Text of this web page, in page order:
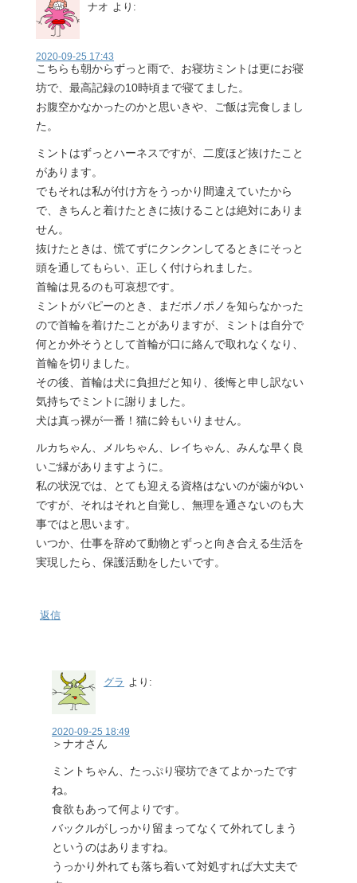
ナオ より:
2020-09-25 17:43
こちらも朝からずっと雨で、お寝坊ミントは更にお寝
坊で、最高記録の10時頃まで寝てました。
お腹空かなかったのかと思いきや、ご飯は完食しまし
た。
ミントはずっとハーネスですが、二度ほど抜けたこと
があります。
でもそれは私が付け方をうっかり間違えていたから
で、きちんと着けたときに抜けることは絶対にありま
せん。
抜けたときは、慌てずにクンクンしてるときにそっと
頭を通してもらい、正しく付けられました。
首輪は見るのも可哀想です。
ミントがパピーのとき、まだポノポノを知らなかった
ので首輪を着けたことがありますが、ミントは自分で
何とか外そうとして首輪が口に絡んで取れなくなり、
首輪を切りました。
その後、首輪は犬に負担だと知り、後悔と申し訳ない
気持ちでミントに謝りました。
犬は真っ裸が一番！猫に鈴もいりません。
ルカちゃん、メルちゃん、レイちゃん、みんな早く良
いご縁がありますように。
私の状況では、とても迎える資格はないのが歯がゆい
ですが、それはそれと自覚し、無理を通さないのも大
事ではと思います。
いつか、仕事を辞めて動物とずっと向き合える生活を
実現したら、保護活動をしたいです。
返信
グラ より:
2020-09-25 18:49
＞ナオさん
ミントちゃん、たっぷり寝坊できてよかったです
ね。
食欲もあって何よりです。
バックルがしっかり留まってなくて外れてしまう
というのはありますね。
うっかり外れても落ち着いて対処すれば大丈夫で